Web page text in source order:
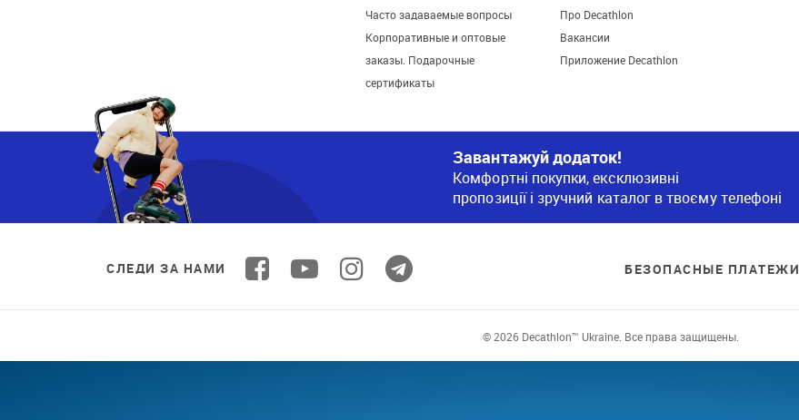
Часто задаваемые вопросы
Корпоративные и оптовые
заказы. Подарочные
сертификаты
Про Decathlon
Вакансии
Приложение Decathlon
Завантажуй додаток!
Комфортні покупки, ексклюзивні
пропозиції і зручний каталог в твоєму телефоні
СЛЕДИ ЗА НАМИ БЕЗОПАСНЫЕ ПЛАТЕЖИ
© 2026 Decathlon™ Ukraine. Все права защищены.